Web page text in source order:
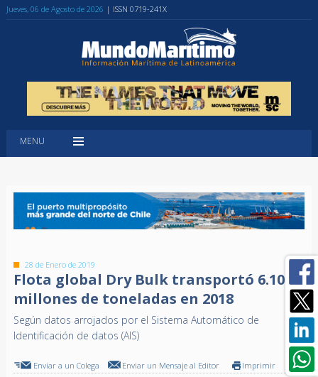
Jueves, 06 de Agosto de 2026 | ISSN 0719-241X
MENU
28 de Enero de 2019
Flota global Dry Bulk transportó 6.100
millones de toneladas en 2018
Según datos arrojados por el Sistema Automático de
Identificación de datos (AIS)
Enviar a un Colega Enviar un Mensaje al Editor Imprimir